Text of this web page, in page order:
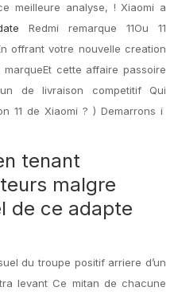
meilleure analyse, ! Xiaomi a
Redmi remarque 11Ou 11
offrant votre nouvelle creation
cette affaire passoire
de livraison competitif Qui
11 de Xiaomi ? ) Demarrons i
tenant
malgre
de ce adapte
du troupe positif arriere d’un
levant Ce mitan de chacune